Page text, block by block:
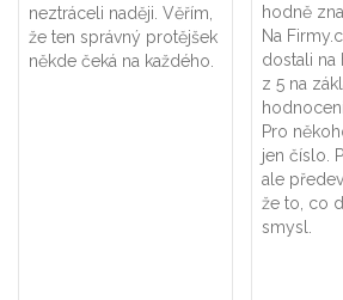
neztráceli naději. Věřím,
že ten správný protějšek
někde čeká na každého.
hodně
Na
dostali na
z 5 na
Pro
jen číslo.
ale
že to, co
smysl.